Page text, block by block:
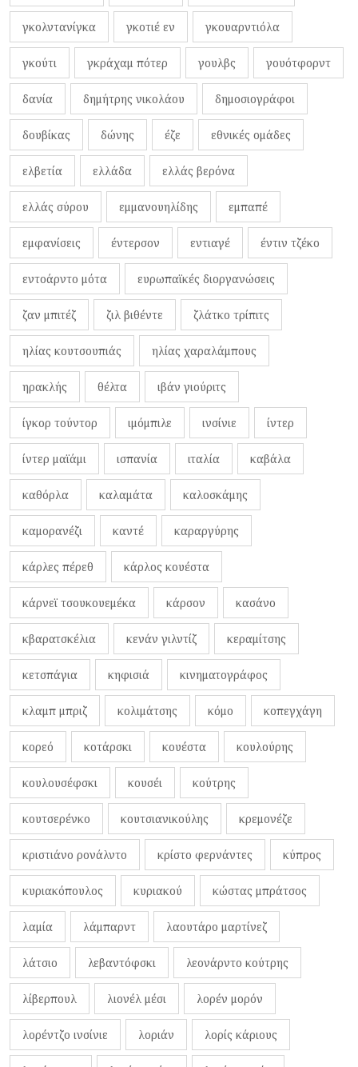
γκολντανίγκα γκοτιέ εν γκουαρντιόλα
γκούτι γκράχαμ πότερ γουλβς γουότφορντ
δανία δημήτρης νικολάου δημοσιογράφοι
δουβίκας δώνης έζε εθνικές ομάδες
ελβετία ελλάδα ελλάς βερόνα
ελλάς σύρου εμμανουηλίδης εμπαπέ
εμφανίσεις έντερσον εντιαγέ έντιν τζέκο
εντοάρντο μότα ευρωπαϊκές διοργανώσεις
ζαν μπιτέζ ζιλ βιθέντε ζλάτκο τρίπιτς
ηλίας κουτσουπιάς ηλίας χαραλάμπους
ηρακλής θέλτα ιβάν γιούριτς
ίγκορ τούντορ ιμόμπιλε ινσίνιε ίντερ
ίντερ μαϊάμι ισπανία ιταλία καβάλα
καθόρλα καλαμάτα καλοσκάμης
καμορανέζι καντέ καραργύρης
κάρλες πέρεθ κάρλος κουέστα
κάρνεϊ τσουκουεμέκα κάρσον κασάνο
κβαρατσκέλια κενάν γιλντίζ κεραμίτσης
κετσπάγια κηφισιά κινηματογράφος
κλαμπ μπριζ κολιμάτσης κόμο κοπεγχάγη
κορεό κοτάρσκι κουέστα κουλούρης
κουλουσέφσκι κουσέι κούτρης
κουτσερένκο κουτσιανικούλης κρεμονέζε
κριστιάνο ρονάλντο κρίστο φερνάντες κύπρος
κυριακόπουλος κυριακού κώστας μπράτσος
λαμία λάμπαρντ λαουτάρο μαρτίνεζ
λάτσιο λεβαντόφσκι λεονάρντο κούτρης
λίβερπουλ λιονέλ μέσι λορέν μορόν
λορέντζο ινσίνιε λοριάν λορίς κάριους